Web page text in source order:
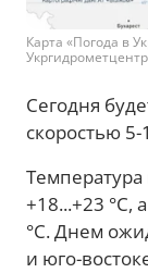
Карта «Погода в
Сегодня
скоростью
Температура
+18...+23 °С,
°С. Днем
и юго-